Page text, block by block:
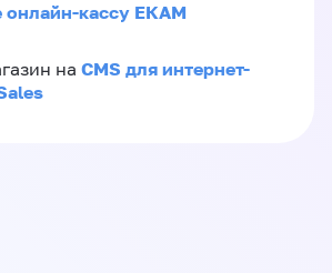
онлайн-кассу ЕКАМ
на CMS для интернет-